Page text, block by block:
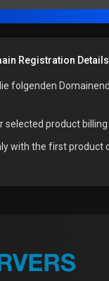
Registration Details
folgenden
selected product billing
with the first product